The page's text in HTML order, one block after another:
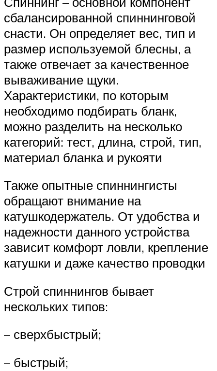
сбалансированной спиннинговой
снасти. Он определяет вес, тип и
размер используемой блесны, а
также отвечает за качественное
вываживание щуки.
Характеристики, по которым
необходимо подбирать бланк,
можно разделить на несколько
категорий: тест, длина, строй, тип,
материал бланка и рукояти
Также опытные спиннингисты
обращают внимание на
катушкодержатель. От удобства и
надежности данного устройства
зависит комфорт ловли, крепление
катушки и даже качество проводки
Строй спиннингов бывает
нескольких типов:
– сверхбыстрый;
– быстрый;